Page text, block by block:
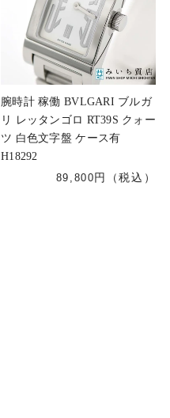
腕時計 稼働 BVLGARI ブルガ
リ レッタンゴロ RT39S クォー
ツ 白色文字盤 ケース有
H18292
89,800